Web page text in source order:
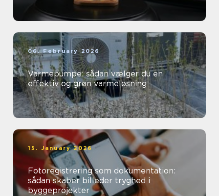
06. February 2026
Varmepumpe: sådan vælger du en
effektiv og grøn varmeløsning
15. January 2026
Fotoregistrering som dokumentation:
sådan skaber billeder tryghed i
byggeprojekter